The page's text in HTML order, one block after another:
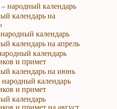
народный календарь
календарь на
календарь
календарь на апрель
календарь
и примет
календарь на июнь
календарь
и примет
календарь
и примет на август